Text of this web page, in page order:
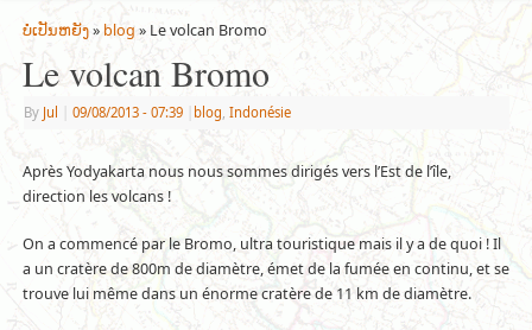
ບໍ່ເປັນຫຍັງ» blog » Le volcan Bromo
Le volcan Bromo
By Jul 09/08/2013 - 07:39 blog, Indonésie
Après Yodyakarta nous nous sommes dirigés vers l’Est de l’île,
direction les volcans !
On a commencé par le Bromo, ultra touristique mais il y a de quoi ! Il
a un cratère de 800m de diamètre, émet de la fumée en continu, et se
trouve lui même dans un énorme cratère de 11 km de diamètre.